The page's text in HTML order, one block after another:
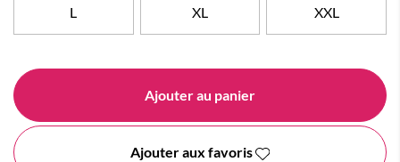
L XL XXL
Ajouter au panier
Ajouter aux favoris